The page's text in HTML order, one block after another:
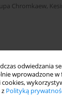
odwiedzania
wprowadzone
Polityką
Chromkaew,